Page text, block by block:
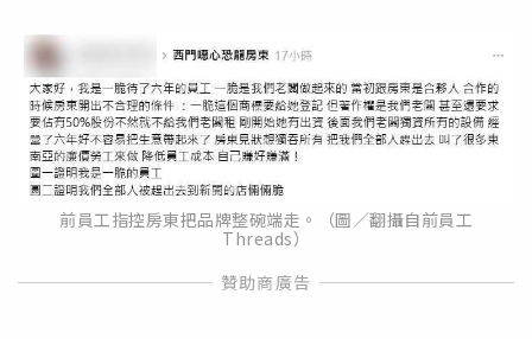
前員工指控房東把品牌整碗端走。（圖／翻攝自前員工
Threads）